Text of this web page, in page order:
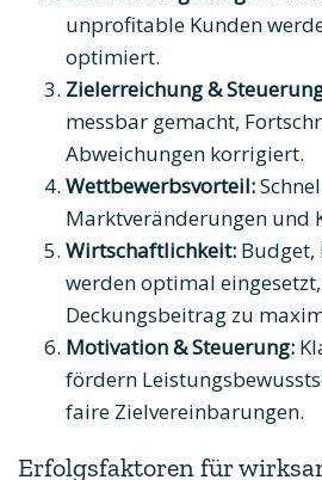
unprofitable Kunden
optimiert.
Zielerreichung &
messbar gemacht,
Abweichungen korrigiert.
Wettbewerbsvorteil:
Marktveränderungen und
Wirtschaftlichkeit: Budget,
werden optimal
Deckungsbeitrag zu
Motivation & Steuerung:
fördern
faire Zielvereinbarungen.
Erfolgsfaktoren für